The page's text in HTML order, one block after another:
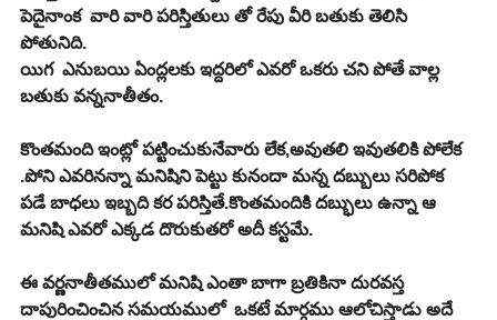
పెదైనాంక  వారి వారి పరిస్తితులు తో రేపు వీరి బతుకు తెలిసి
పోతునిది.
యిగ  ఎనుబయి ఏంద్లలకు ఇద్దరిలో ఎవరో ఒకరు చని పోతే వాల్ల
బతుకు వన్ననాతీతం.
కొంతమంది ఇంట్లో పట్టించుకునేవారు లేక,అవుతలి ఇవుతలికి పోలేక
.పోని ఎవరినన్నా మనిషిని పెట్టు కునందా మన్న దబ్బులు సరిపోక
పడే బాధలు ఇబ్బది కర పరిస్తితే.కొంతమందికి దబ్భులు ఉన్నా ఆ
మనిషి ఎవరో ఎక్కడ దొరుకుతరో అదీ కస్టమే.
ఈ వర్ణనాతీతములో మనిషి ఎంతా బాగా బ్రతికినా దురవస్త
దాపురించించిన సమయములో  ఒకటే మార్గము ఆలోచిస్తాడు అదే